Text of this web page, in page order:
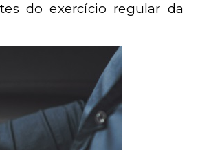
do exercício regular da